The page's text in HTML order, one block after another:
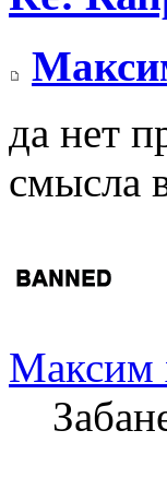
да нет
смысла
Максим